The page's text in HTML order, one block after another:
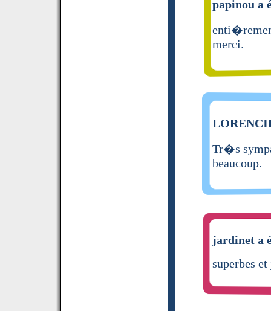
papinou a
merci.
Tr�s
beaucoup.
jardinet a
superbes